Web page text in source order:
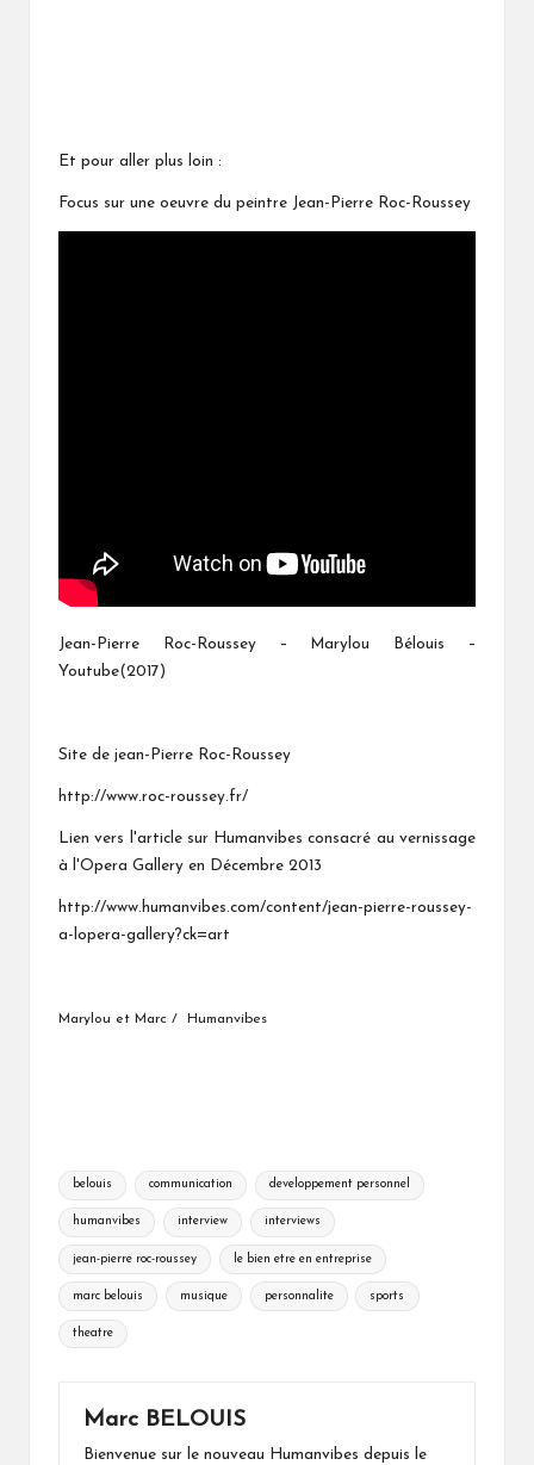
Et pour aller plus loin :
Focus sur une oeuvre du peintre Jean-Pierre Roc-Roussey
Jean-Pierre Roc-Roussey – Marylou Bélouis –
Youtube(2017)
Site de jean-Pierre Roc-Roussey
http://www.roc-roussey.fr/
Lien vers l'article sur Humanvibes consacré au vernissage
à l'Opera Gallery en Décembre 2013
http://www.humanvibes.com/content/jean-pierre-roussey-
a-lopera-gallery?ck=art
Marylou et Marc / Humanvibes
Tags:
belouis communication developpement personnel
humanvibes interview interviews
jean-pierre roc-roussey le bien etre en entreprise
marc belouis musique personnalite sports
theatre
Marc BELOUIS
Bienvenue sur le nouveau Humanvibes depuis le